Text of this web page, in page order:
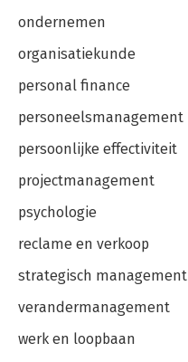
ondernemen
organisatiekunde
personal finance
personeelsmanagement
persoonlijke effectiviteit
projectmanagement
psychologie
reclame en verkoop
strategisch management
verandermanagement
werk en loopbaan